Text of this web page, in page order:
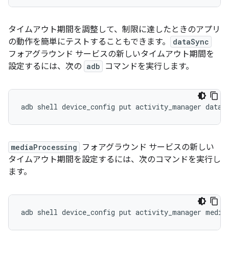
タイムアウト期間を調整して、制限に達したときのアプリ
の動作を簡単にテストすることもできます。
dataSync
フォアグラウンド サービスの新しいタイムアウト期間を
設定するには、次の adb コマンドを実行します。
adb shell device_config put activity_manager
mediaProcessing
フォアグラウンド サービスの新しい
タイムアウト期間を設定するには、次のコマンドを実行し
ます。
adb shell device_config put activity_manager